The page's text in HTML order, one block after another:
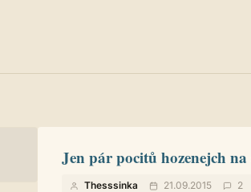
Jen pár pocitů hozenejch
Thesssinka 21.09.2015 2